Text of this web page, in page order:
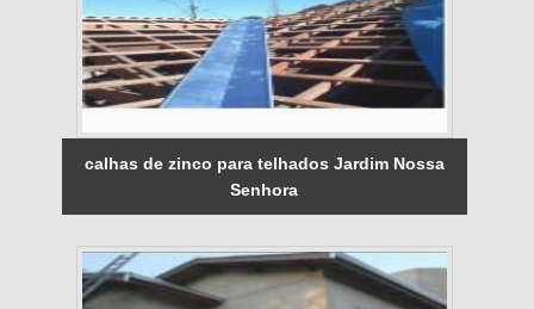
calhas de zinco para telhados Jardim Nossa
Senhora